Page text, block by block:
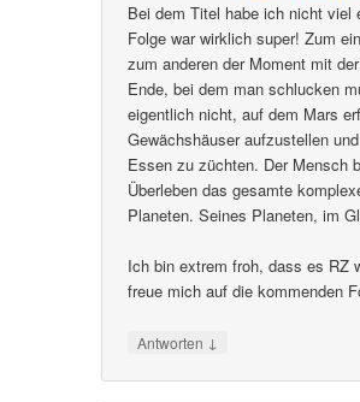
Bei dem Titel habe ich nicht viel
Folge war wirklich super! Zum
zum anderen der Moment mit
Ende, bei dem man schlucken
eigentlich nicht, auf dem Mars
Gewächshäuser aufzustellen
Essen zu züchten. Der Mensch
Überleben das gesamte
Planeten. Seines Planeten, im
Ich bin extrem froh, dass es RZ
freue mich auf die kommenden
Antworten ↓